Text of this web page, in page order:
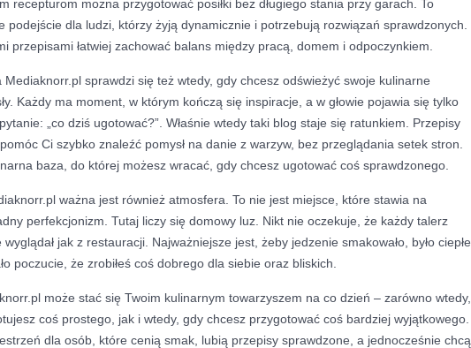
recepturom można przygotować posiłki bez długiego stania przy garach. To
podejście dla ludzi, którzy żyją dynamicznie i potrzebują rozwiązań sprawdzonych.
przepisami łatwiej zachować balans między pracą, domem i odpoczynkiem.
Mediaknorr.pl sprawdzi się też wtedy, gdy chcesz odświeżyć swoje kulinarne
Każdy ma moment, w którym kończą się inspiracje, a w głowie pojawia się tylko
„co dziś ugotować?”. Właśnie wtedy taki blog staje się ratunkiem. Przepisy
Ci szybko znaleźć pomysł na danie z warzyw, bez przeglądania setek stron.
baza, do której możesz wracać, gdy chcesz ugotować coś sprawdzonego.
ważna jest również atmosfera. To nie jest miejsce, które stawia na
perfekcjonizm. Tutaj liczy się domowy luz. Nikt nie oczekuje, że każdy talerz
wyglądał jak z restauracji. Najważniejsze jest, żeby jedzenie smakowało, było ciepłe
poczucie, że zrobiłeś coś dobrego dla siebie oraz bliskich.
może stać się Twoim kulinarnym towarzyszem na co dzień – zarówno wtedy,
coś prostego, jak i wtedy, gdy chcesz przygotować coś bardziej wyjątkowego.
dla osób, które cenią smak, lubią przepisy sprawdzone, a jednocześnie chcą